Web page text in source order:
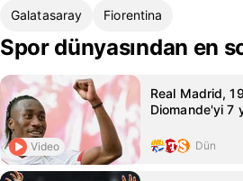
Galatasaray Fiorentina
Spor dünyasından en
Video
Real Madrid,
Diomande'yi 7
Dün